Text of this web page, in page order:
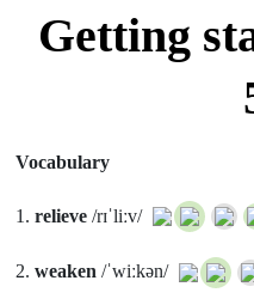
Getting
Vocabulary
1.relieve /rɪˈliːv/
2.weaken /ˈwiːkən/